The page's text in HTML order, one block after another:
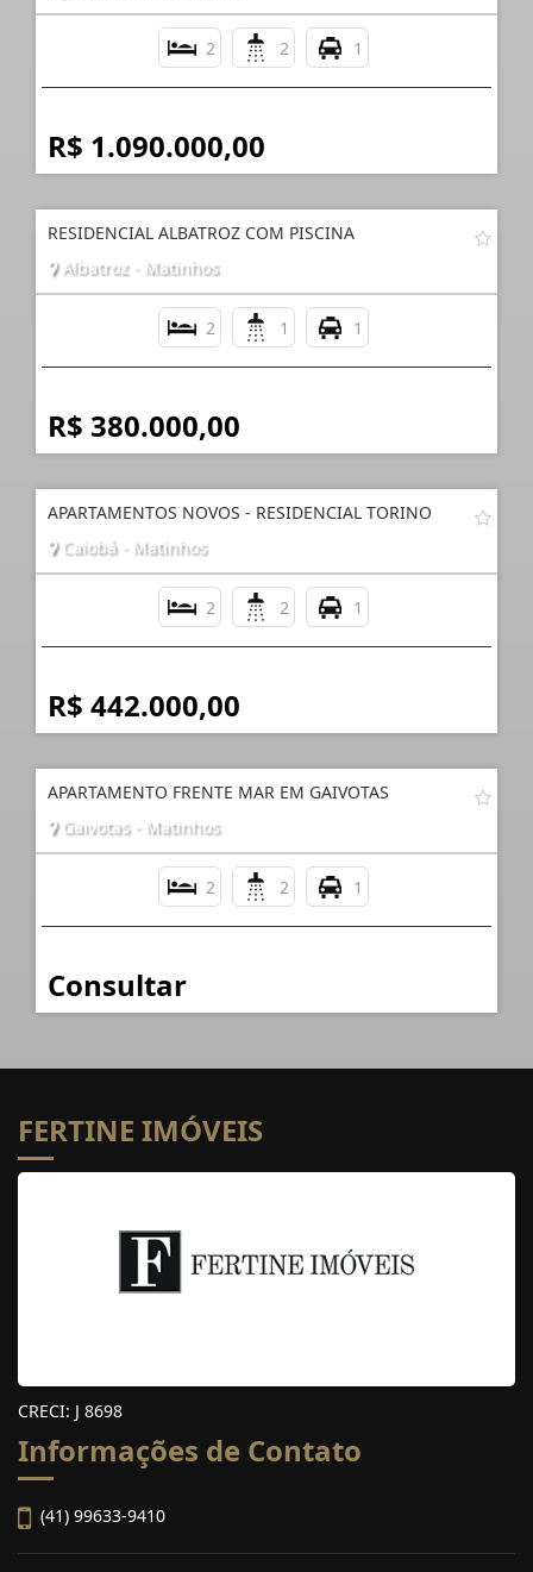
2 2 1
R$ 1.090.000,00
RESIDENCIAL ALBATROZ COM PISCINA
Albatroz - Matinhos
2 1 1
R$ 380.000,00
APARTAMENTOS NOVOS - RESIDENCIAL TORINO
Caiobá - Matinhos
2 2 1
R$ 442.000,00
APARTAMENTO FRENTE MAR EM GAIVOTAS
Gaivotas - Matinhos
2 2 1
Consultar
FERTINE IMÓVEIS
CRECI: J 8698
Informações de Contato
(41) 99633-9410